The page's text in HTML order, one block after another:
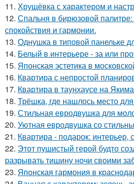
11. Хрущёвка с характером и
12. Спальня в бирюзовой палитре:
спокойствия и гармонии.
13. Однушка в типовой панельке
14. Белый в интерьере - за или
15. Японская эстетика в
16. Квартира с непростой
17. Квартира в таунхаусе на
18. Трёшка, где нашлось место
19. Стильная евродвушка для
20. Уютная евродвушка со
21. Квартира - подарок:
22. Этот пушистый герой будто
разрывать тишину ночи своими
23. Японская гармония в